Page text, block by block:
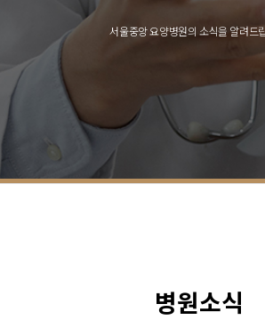
서울중앙 요양병원의 소식을 알려드
병원소식